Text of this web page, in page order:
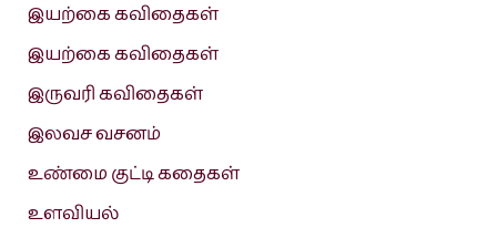
இயற்கை கவிதைகள்
இயற்கை கவிதைகள்
இருவரி கவிதைகள்
இலவச வசனம்
உண்மை குட்டி கதைகள்
உளவியல்